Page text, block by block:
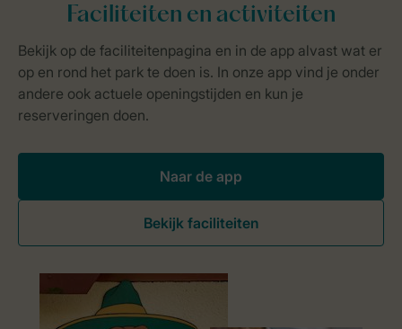
Naar de app
Bekijk faciliteiten